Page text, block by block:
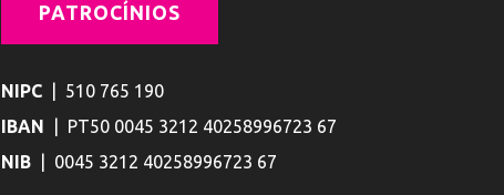
PATROCÍNIOS
NIPC| 510 765 190
IBAN | PT50 0045 3212 40258996723 67
NIB
| 0045 3212 40258996723 67